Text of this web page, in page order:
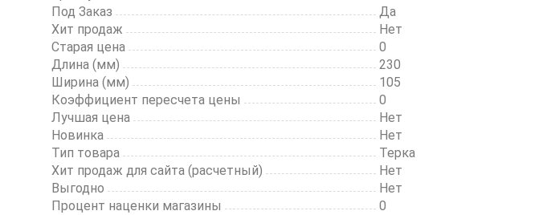
Под Заказ
Да
Хит продаж
Нет
Старая цена
0
Длина (мм)
230
Ширина (мм)
105
Коэффициент пересчета цены
0
Лучшая цена
Нет
Новинка
Нет
Тип товара
Терка
Хит продаж для сайта (расчетный)
Нет
Выгодно
Нет
Процент наценки магазины
0